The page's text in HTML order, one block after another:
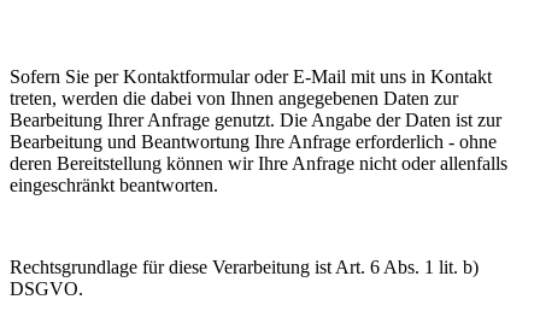
Sofern Sie per Kontaktformular oder E-Mail mit uns in Kontakt
treten, werden die dabei von Ihnen angegebenen Daten zur
Bearbeitung Ihrer Anfrage genutzt. Die Angabe der Daten ist zur
Bearbeitung und Beantwortung Ihre Anfrage erforderlich - ohne
deren Bereitstellung können wir Ihre Anfrage nicht oder allenfalls
eingeschränkt beantworten.
Rechtsgrundlage für diese Verarbeitung ist Art. 6 Abs. 1 lit. b)
DSGVO.